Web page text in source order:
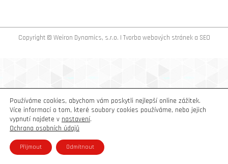
Copyright © Weiron Dynamics, s.r.o. | Tvorba webových stráneka SEO
Používáme cookies, abychom vám poskytli nejlepší online zážitek.
Více informací o tom, které soubory cookies používáme, nebo jejich
vypnutí najdete v nastavení.
Ochrana osobních údajů
Přijmout Odmítnout